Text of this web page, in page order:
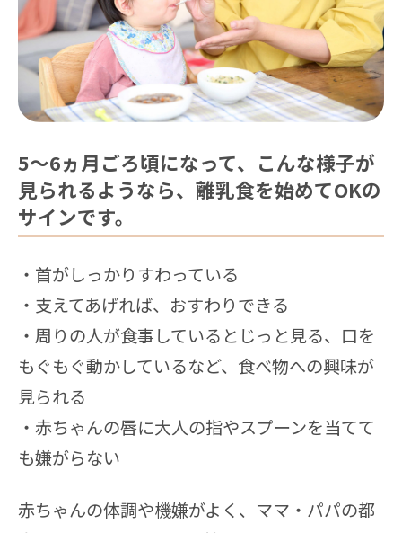
5〜6ヵ月ごろ頃になって、こんな様子が
見られるようなら、離乳食を始めてOKの
サインです。
・首がしっかりすわっている
・支えてあげれば、おすわりできる
・周りの人が食事しているとじっと見る、口を
もぐもぐ動かしているなど、食べ物への興味が
見られる
・赤ちゃんの唇に大人の指やスプーンを当てて
も嫌がらない
赤ちゃんの体調や機嫌がよく、ママ・パパの都